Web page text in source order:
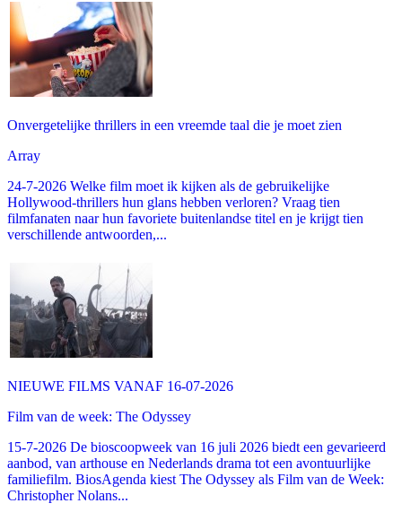
Onvergetelijke thrillers in een vreemde taal die je moet zien
Array
24-7-2026 Welke film moet ik kijken als de gebruikelijke
Hollywood-thrillers hun glans hebben verloren? Vraag tien
filmfanaten naar hun favoriete buitenlandse titel en je krijgt tien
verschillende antwoorden,...
NIEUWE FILMS VANAF 16-07-2026
Film van de week: The Odyssey
15-7-2026 De bioscoopweek van 16 juli 2026 biedt een gevarieerd
aanbod, van arthouse en Nederlands drama tot een avontuurlijke
familiefilm. BiosAgenda kiest The Odyssey als Film van de Week:
Christopher Nolans...